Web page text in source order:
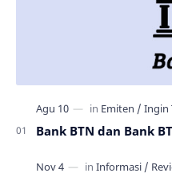
Bank BTN dan Bank